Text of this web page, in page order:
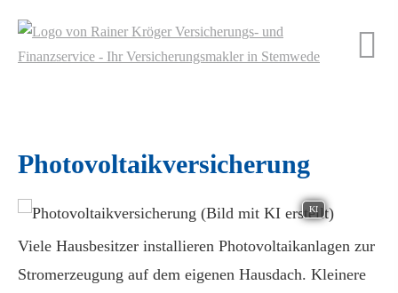
Photo­voltaik­ver­si­che­rung
KI
Viele Hausbesitzer installieren Photovoltaikanlagen zur
Stromerzeugung auf dem eigenen Hausdach. Kleinere